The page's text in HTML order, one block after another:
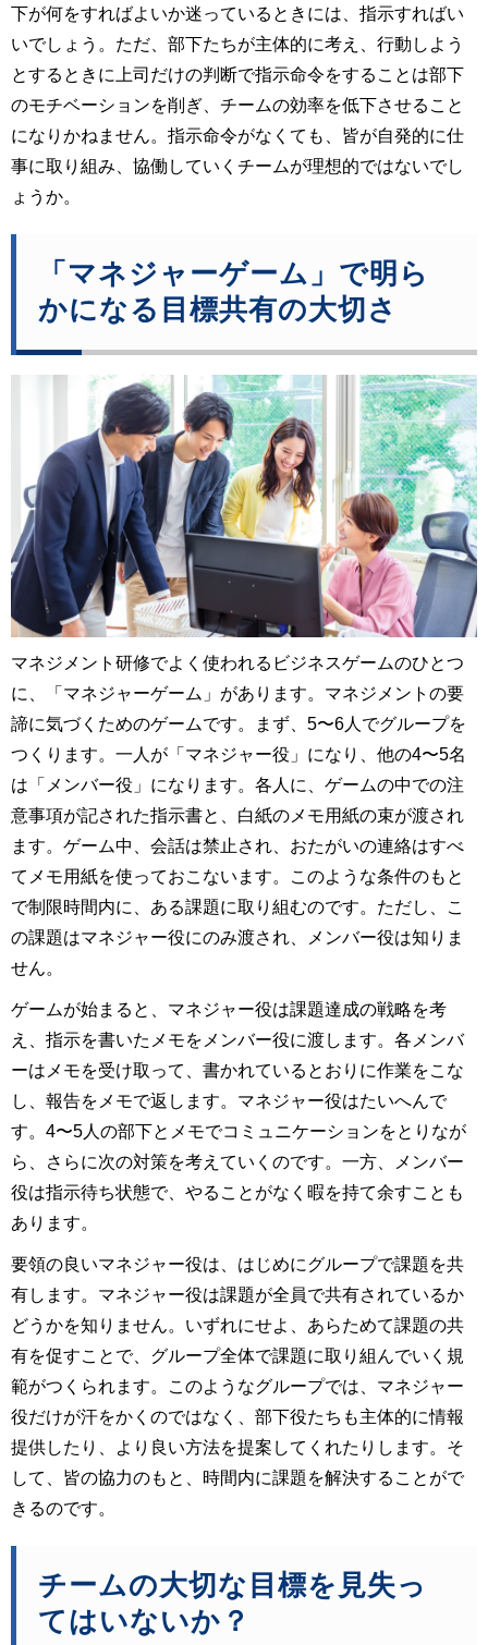
下が何をすればよいか迷っているときには、指示すればい
いでしょう。ただ、部下たちが主体的に考え、行動しよう
とするときに上司だけの判断で指示命令をすることは部下
のモチベーションを削ぎ、チームの効率を低下させること
になりかねません。指示命令がなくても、皆が自発的に仕
事に取り組み、協働していくチームが理想的ではないでし
ょうか。
「マネジャーゲーム」で明ら
かになる目標共有の大切さ
マネジメント研修でよく使われるビジネスゲームのひとつ
に、「マネジャーゲーム」があります。マネジメントの要
諦に気づくためのゲームです。まず、5〜6人でグループを
つくります。一人が「マネジャー役」になり、他の4〜5名
は「メンバー役」になります。各人に、ゲームの中での注
意事項が記された指示書と、白紙のメモ用紙の束が渡され
ます。ゲーム中、会話は禁止され、おたがいの連絡はすべ
てメモ用紙を使っておこないます。このような条件のもと
で制限時間内に、ある課題に取り組むのです。ただし、こ
の課題はマネジャー役にのみ渡され、メンバー役は知りま
せん。
ゲームが始まると、マネジャー役は課題達成の戦略を考
え、指示を書いたメモをメンバー役に渡します。各メンバ
ーはメモを受け取って、書かれているとおりに作業をこな
し、報告をメモで返します。マネジャー役はたいへんで
す。4〜5人の部下とメモでコミュニケーションをとりなが
ら、さらに次の対策を考えていくのです。一方、メンバー
役は指示待ち状態で、やることがなく暇を持て余すことも
あります。
要領の良いマネジャー役は、はじめにグループで課題を共
有します。マネジャー役は課題が全員で共有されているか
どうかを知りません。いずれにせよ、あらためて課題の共
有を促すことで、グループ全体で課題に取り組んでいく規
範がつくられます。このようなグループでは、マネジャー
役だけが汗をかくのではなく、部下役たちも主体的に情報
提供したり、より良い方法を提案してくれたりします。そ
して、皆の協力のもと、時間内に課題を解決することがで
きるのです。
チームの大切な目標を見失っ
てはいないか？